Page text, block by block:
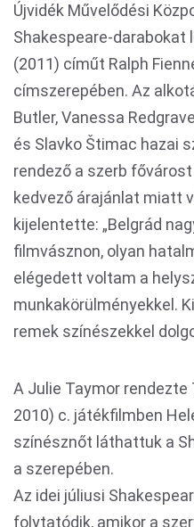
Újvidék Művelődési
Shakespeare-darabokat
(2011) címűt Ralph
címszerepében. Az
Butler, Vanessa
és Slavko Štimac hazai
rendező a szerb
kedvező árajánlat miatt
kijelentette: „Belgrád
filmvásznon, olyan
elégedett voltam a
munkakörülményekkel.
remek színészekkel
A Julie Taymor rendezte
2010) c. játékfilmben
színésznőt láthattuk a
a szerepében.
Az idei júliusi
folytatódik, amikor a